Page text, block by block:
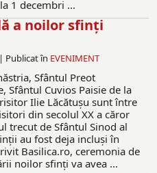
1 decembri ...
a noilor sfinți
Publicat în EVENIMENT
Sfântul Preot
Sfântul Cuvios Paisie de la
Ilie Lăcătușu sunt între
din secolul XX a căror
trecut de Sfântul Sinod al
au fost deja incluși în
Basilica.ro, ceremonia de
noilor sfinți va avea ...